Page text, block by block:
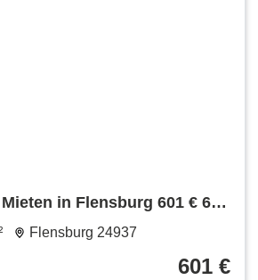
in Flensburg 601 € 65
Flensburg 24937
601 €